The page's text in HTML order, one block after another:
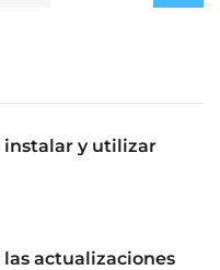
instalar y utilizar
actualizaciones